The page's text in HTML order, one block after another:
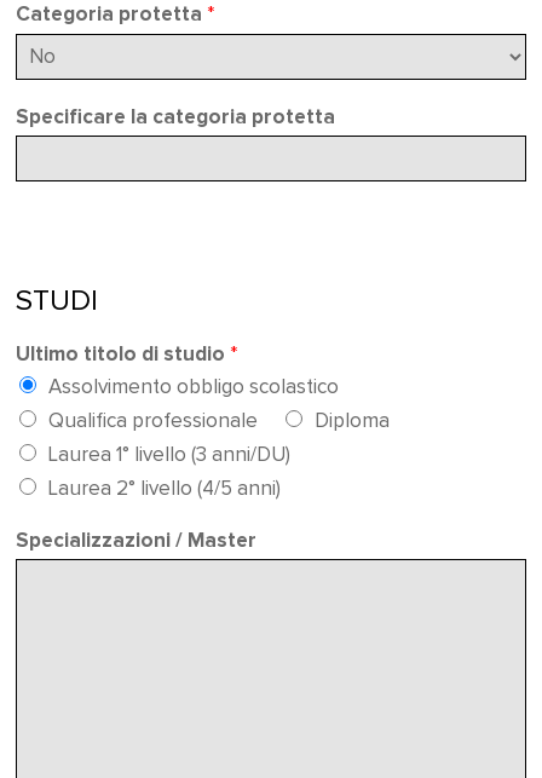
Categoria protetta *
Specificare la categoria protetta
STUDI
Ultimo titolo di studio *
Assolvimento obbligo scolastico
Qualifica professionale
Diploma
Laurea 1° livello (3 anni/DU)
Laurea 2° livello (4/5 anni)
Specializzazioni / Master